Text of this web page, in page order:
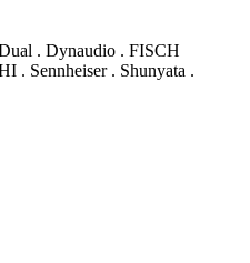
. Dynaudio . FISCH
. Sennheiser . Shunyata .